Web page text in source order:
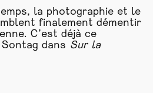
la photographie et le
finalement démentir
C’est déjà ce
dans Sur la